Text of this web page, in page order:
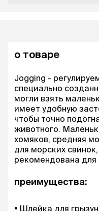
о товаре
Jogging -
специально
могли взять
имеет удобную
чтобы точно
животного.
хомяков, средняя
для морских
рекомендована для
преимущества:
Шлейка для